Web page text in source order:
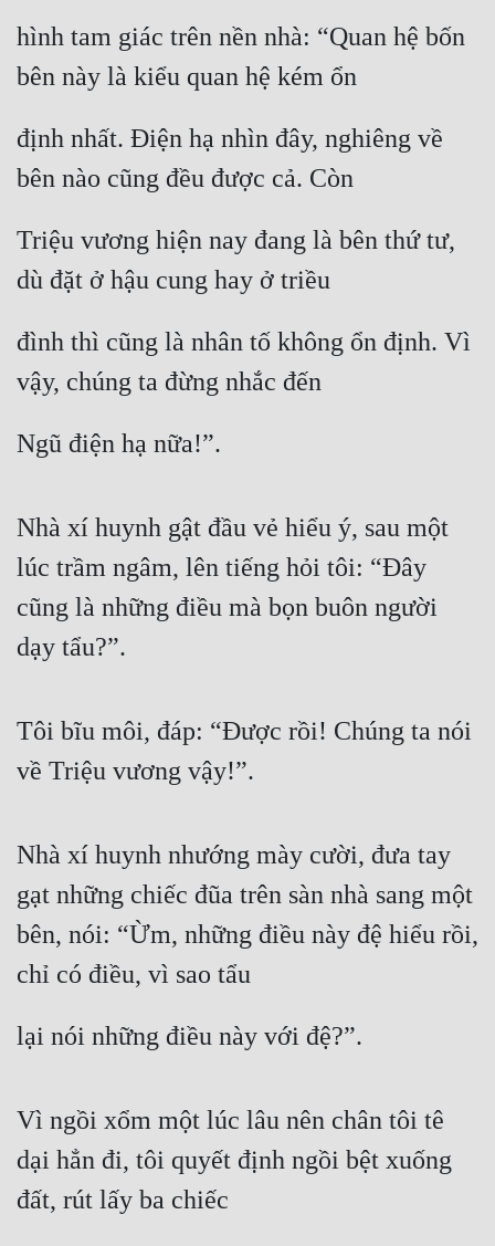
Lịch Sử
Mưu Mô
Mỹ Thực
Ngược
Nữ Cường
Nữ Phụ
Phong Thủy - Tâm Linh
Phương Tây
Quan Trường
Quân Sự
Sảng Văn
Sắc
Thanh Xuân
Tiên Hiệp
Trùng Sinh
Tu Chân
Tội Phạm
hình tam giác trên nền nhà: “Quan hệ bốn
bên này là kiểu quan hệ kém ổn
định nhất. Điện hạ nhìn đây, nghiêng về
bên nào cũng đều được cả. Còn
Triệu vương hiện nay đang là bên thứ tư,
dù đặt ở hậu cung hay ở triều
đình thì cũng là nhân tố không ổn định. Vì
vậy, chúng ta đừng nhắc đến
Ngũ điện hạ nữa!”.
Nhà xí huynh gật đầu vẻ hiểu ý, sau một
lúc trầm ngâm, lên tiếng hỏi tôi: “Đây
cũng là những điều mà bọn buôn người
dạy tẩu?”.
Tôi bĩu môi, đáp: “Được rồi! Chúng ta nói
về Triệu vương vậy!”.
Nhà xí huynh nhướng mày cười, đưa tay
gạt những chiếc đũa trên sàn nhà sang một
bên, nói: “Ừm, những điều này đệ hiểu rồi,
chỉ có điều, vì sao tẩu
lại nói những điều này với đệ?”.
Vì ngồi xổm một lúc lâu nên chân tôi tê
dại hẳn đi, tôi quyết định ngồi bệt xuống
đất, rút lấy ba chiếc